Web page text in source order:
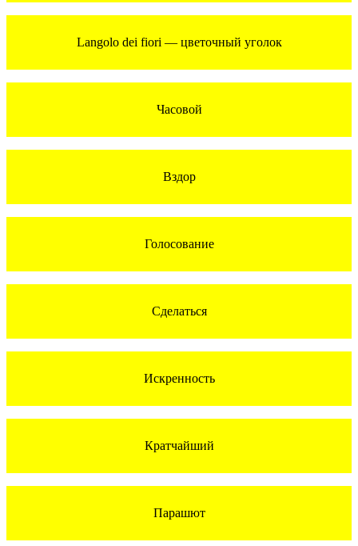
Langolo dei fiori — цветочный уголок
Часовой
Вздор
Голосование
Сделаться
Искренность
Кратчайший
Парашют